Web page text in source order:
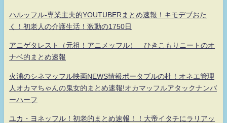
ハルッフル-専業主夫的YOUTUBERまとめ速報！キモデブおた
く！初老人の介護生活！激動の1750日
アニゲタレスト（元祖！アニメッフル） ひきこもりニートのオ
ナベ的まとめ速報
火浦のシネマッフル映画NEWS情報ポータブルの杜！オネエ管理
人オカマちゃんの鬼女的まとめ速報!オカマッフルアタックナンバ
ーハーフ
ユカ・ヨネッフル！初老的まとめ速報！！大帝イタチにラリアッ